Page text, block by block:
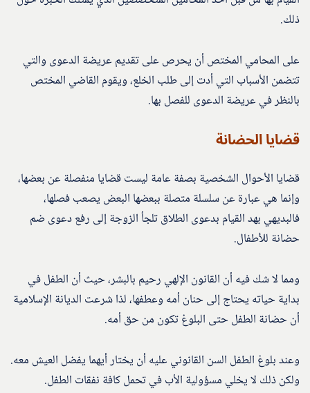
ذلك.
على المحامي المختص أن يحرص على تقديم عريضة الدعوى والتي
تتضمن الأسباب التي أدت إلى طلب الخلع، ويقوم القاضي المختص
بالنظر في عريضة الدعوى للفصل بها.
قضايا الحضانة
قضايا الأحوال الشخصية بصفة عامة ليست قضايا منفصلة عن بعضها،
وإنما هي عبارة عن سلسلة متصلة ببعضها البعض يصعب فصلها،
فالبديهي بهد القيام بدعوى الطلاق تلجأ الزوجة إلى رفع دعوى ضم
حضانة للأطفال.
ومما لا شك فيه أن القانون الإلهي رحيم بالبشر، حيث أن الطفل في
بداية حياته يحتاج إلى حنان أمه وعطفها، لذا شرعت الديانة الإسلامية
أن حضانة الطفل حتى البلوغ تكون من حق أمه.
وعند بلوغ الطفل السن القانوني عليه أن يختار أيهما يفضل العيش معه.
ولكن ذلك لا يخلي مسؤولية الأب في تحمل كافة نفقات الطفل.